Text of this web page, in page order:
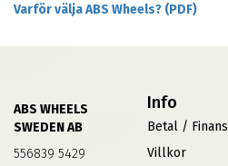
Varför välja ABS Wheels? (PDF)
ABS WHEELS
SWEDEN AB
556839 5429
Info
Betal / Finans
Villkor